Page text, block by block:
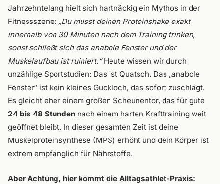
Jahrzehntelang hielt sich hartnäckig ein Mythos in der
Fitnessszene: „Du musst deinen Proteinshake exakt
innerhalb von 30 Minuten nach dem Training trinken,
sonst schließt sich das anabole Fenster und der
Muskelaufbau ist ruiniert.“Heute wissen wir durch
unzählige Sportstudien: Das ist Quatsch. Das „anabole
Fenster“ ist kein kleines Guckloch, das sofort zuschlägt.
Es gleicht eher einem großen Scheunentor, das für gute
24 bis 48 Stunden nach einem harten Krafttraining weit
geöffnet bleibt. In dieser gesamten Zeit ist deine
Muskelproteinsynthese (MPS) erhöht und dein Körper ist
extrem empfänglich für Nährstoffe.
Aber Achtung, hier kommt die Alltagsathlet-Praxis: